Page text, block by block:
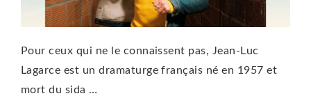
Pour ceux qui ne le connaissent pas, Jean-Luc
Lagarce est un dramaturge français né en 1957 et
mort du sida …